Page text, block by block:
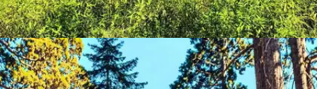
​​सुंदरबन, 24 परगना ​